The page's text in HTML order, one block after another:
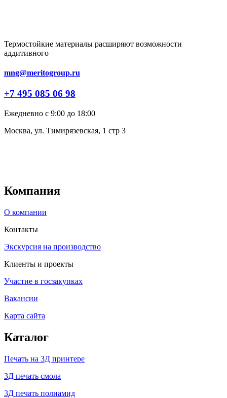
Термостойкие материалы расширяют возможности
аддитивного
mng@meritogroup.ru
+7 495 085 06 98
Ежедневно с 9:00 до 18:00
Москва, ул. Тимирязевская, 1 стр 3
Компания
О компании
Контакты
Экскурсия на производство
Клиенты и проекты
Участие в госзакупках
Вакансии
Карта сайта
Каталог
Печать на 3Д принтере
3Д печать смола
3Д печать полиамид